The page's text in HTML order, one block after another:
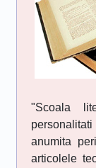
"Scoala
anumita
articolele